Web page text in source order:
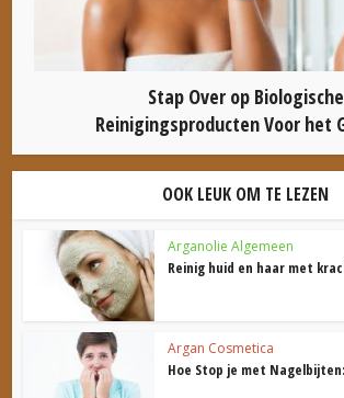
Stap Over op Biologische
Reinigingsproducten Voor het
OOK LEUK OM TE LEZEN
Arganolie Algemeen
Reinig huid en haar met
Argan Cosmetica
Hoe Stop je met